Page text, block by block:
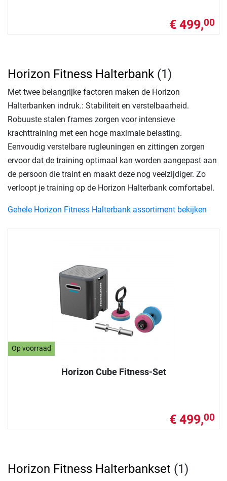
€ 499,00
Op voorraad
Horizon Cube Fitness-Set
€ 499,00
Horizon Fitness Halterbank (1)
Met twee belangrijke factoren maken de Horizon
Halterbanken indruk.: Stabiliteit en verstelbaarheid.
Robuuste stalen frames zorgen voor intensieve
krachttraining met een hoge maximale belasting.
Eenvoudig verstelbare rugleuningen en zittingen zorgen
ervoor dat de training optimaal kan worden aangepast aan
de persoon die traint en maakt deze nog veelzijdiger. Zo
verloopt je training op de Horizon Halterbank comfortabel.
Gehele Horizon Fitness Halterbank assortiment bekijken
Horizon Fitness Halterbankset (1)